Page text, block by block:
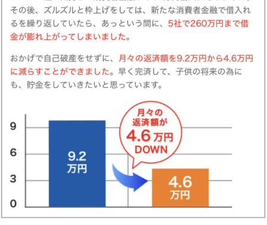
ちなみに・・・
メディアでも多数紹介されている船木浩司法書士が代表を務め